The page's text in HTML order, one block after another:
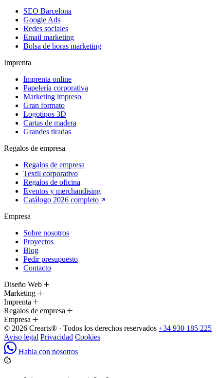
SEO Barcelona
Google Ads
Redes sociales
Email marketing
Bolsa de horas marketing
Imprenta
Imprenta online
Papelería corporativa
Marketing impreso
Gran formato
Logotipos 3D
Cartas de madera
Grandes tiradas
Regalos de empresa
Regalos de empresa
Textil corporativo
Regalos de oficina
Eventos y merchandising
Catálogo 2026 completo
Empresa
Sobre nosotros
Proyectos
Blog
Pedir presupuesto
Contacto
Diseño Web
Marketing
Imprenta
Regalos de empresa
Empresa
© 2026 Crearts® · Todos los derechos reservados +34 930 185 225
Aviso legal Privacidad Cookies
Habla con nosotros